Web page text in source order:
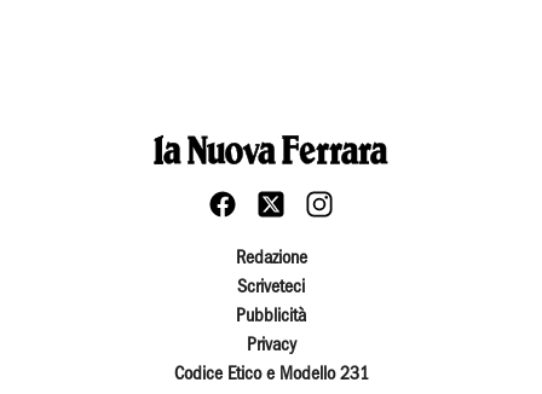
Redazione
Scriveteci
Pubblicità
Privacy
Codice Etico e Modello 231